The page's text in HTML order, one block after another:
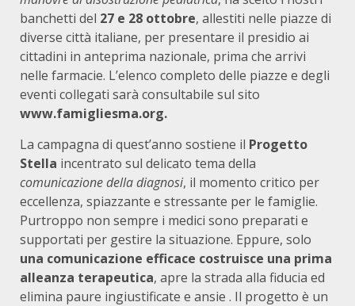
banchetti del 27 e 28 ottobre, allestiti nelle piazze di
diverse città italiane, per presentare il presidio ai
cittadini in anteprima nazionale, prima che arrivi
nelle farmacie. L’elenco completo delle piazze e degli
eventi collegati sarà consultabile sul sito
www.famigliesma.org.
La campagna di quest’anno sostiene il Progetto
Stella incentrato sul delicato tema della
comunicazione della diagnosi, il momento critico per
eccellenza, spiazzante e stressante per le famiglie.
Purtroppo non sempre i medici sono preparati e
supportati per gestire la situazione. Eppure, solo
una comunicazione efficace costruisce una prima
alleanza terapeutica, apre la strada alla fiducia ed
elimina paure ingiustificate e ansie . Il progetto è un